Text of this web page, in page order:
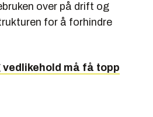
over på drift og
for å forhindre
vedlikehold må få topp